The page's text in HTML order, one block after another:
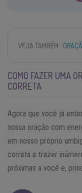
VEJA TAMBÉM
COMO FAZER UMA
CORRETA
Agora que você já
nossa oração com
em nosso próprio
correta e trazer
próximas a você e,